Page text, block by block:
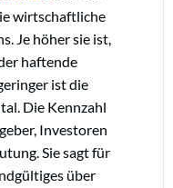
wirtschaftliche
Je höher sie ist,
haftende
ist die
Die Kennzahl
Investoren
Sie sagt für
über